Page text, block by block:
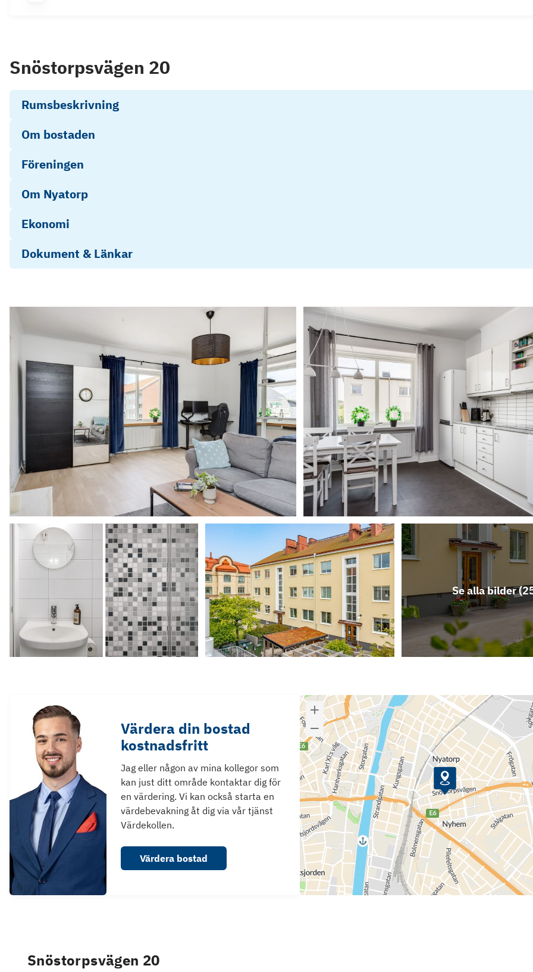
Snöstorpsvägen 20
Rumsbeskrivning
Om bostaden
Föreningen
Om Nyatorp
Ekonomi
Dokument & Länkar
Se alla bilder (
Värdera din bostad
kostnadsfritt
Jag eller någon av mina kollegor som
kan just ditt område kontaktar dig för
en värdering. Vi kan också starta en
värdebevakning åt dig via vår tjänst
Värdekollen.
Värdera bostad
Snöstorpsvägen 20